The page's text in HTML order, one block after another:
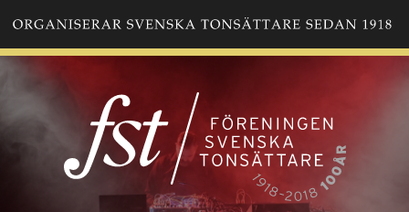
till
huvudinnehåll